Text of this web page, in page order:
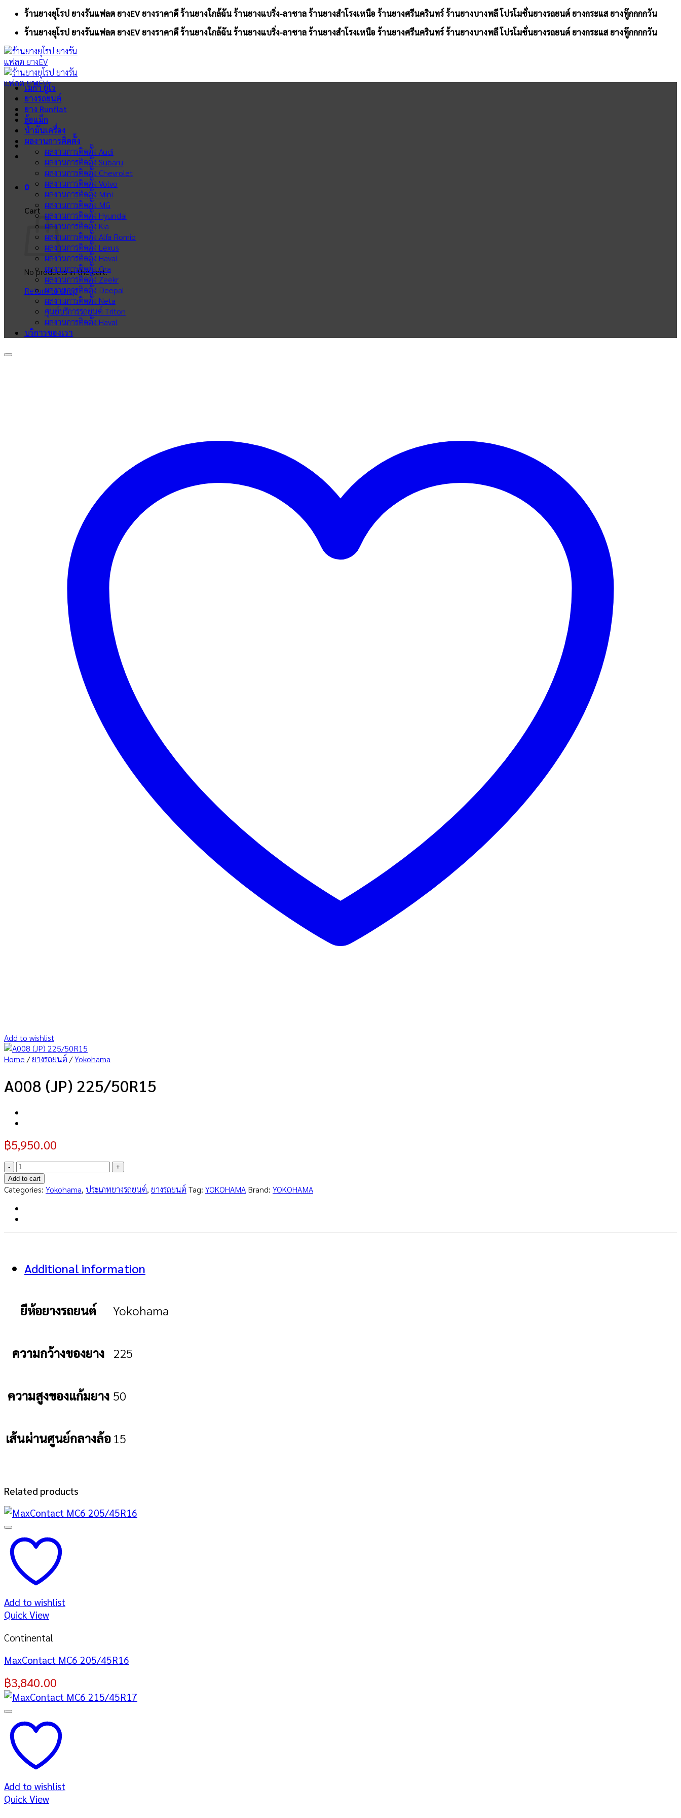
Skip
content
ร้านยางยุโรป ยางรันแฟลต ยางEV ยางราคาดี ร้านยางใกล้ฉัน ร้านยางแบริ่ง-ลาซาล ร้านยางสำโรงเหนือ ร้านยางศรีนครินทร์ ร้านยางบางพลี โปรโมชั่นยางรถยนต์ ยางกระแส ยางทู๊กกกกวัน
ร้านยางยุโรป ยางรันแฟลต ยางEV ยางราคาดี ร้านยางใกล้ฉัน ร้านยางแบริ่ง-ลาซาล ร้านยางสำโรงเหนือ ร้านยางศรีนครินทร์ ร้านยางบางพลี โปรโมชั่นยางรถยนต์ ยางกระแส ยางทู๊กกกกวัน
0
Cart
No products in the cart.
Return to shop
เมก้า ยูโร
ยางรถยนต์
ยาง Runflat
ล้อแม็ก
น้ำมันเครื่อง
ผลงานการติดตั้ง
ผลงานการติดตั้ง Audi
ผลงานการติดตั้ง Subaru
ผลงานการติดตั้ง Chevrolet
ผลงานการติดตั้ง Volvo
ผลงานการติดตั้ง Mini
ผลงานการติดตั้ง MG
ผลงานการติดตั้ง Hyundai
ผลงานการติดตั้ง Kia
ผลงานการติดตั้ง Alfa Romio
ผลงานการติดตั้ง Lexus
ผลงานการติดตั้ง Haval
ผลงานการติดตั้ง Ora
ผลงานการติดตั้ง Zeekr
ผลงานการติดตั้ง Deepal
ผลงานการติดตั้ง Neta
ศูนย์บริการรถยนต์ Triton
ผลงานการติดตั้ง Haval
บริการของเรา
Add to wishlist
Home /ยางรถยนต์ /Yokohama
A008 (JP) 225/50R15
฿5,950.00
A008
(JP)
225/50R15
quantity
Add to cart
Categories: Yokohama, ประเภทยางรถยนต์, ยางรถยนต์ Tag: YOKOHAMA Brand: YOKOHAMA
Additional information
ยีห้อยางรถยนต์ Yokohama
ความกว้างของยาง 225
ความสูงของแก้มยาง 50
เส้นผ่านศูนย์กลางล้อ15
Related products
Add to wishlist
Quick View
Continental
MaxContact MC6 205/45R16
฿3,840.00
Add to wishlist
Quick View